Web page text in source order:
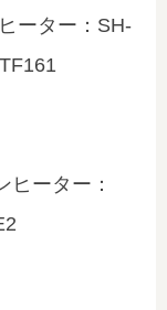
ーター：SH-
ヒーター：